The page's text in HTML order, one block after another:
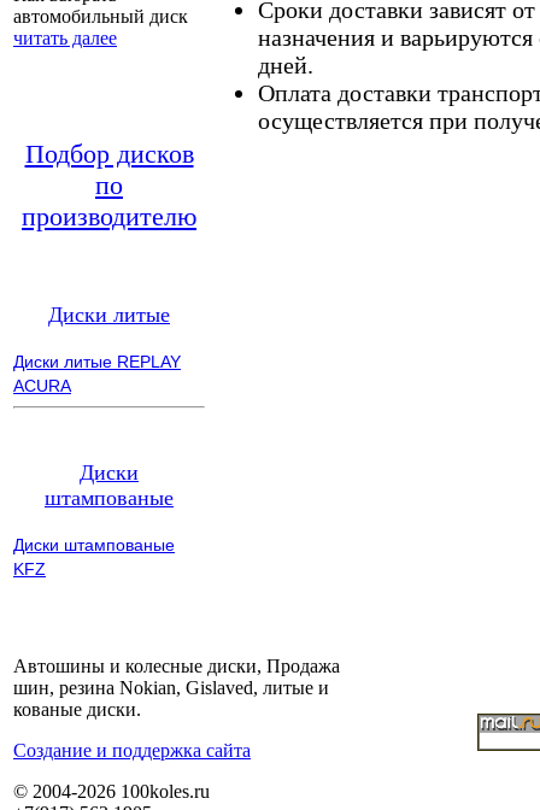
автомобильный диск
читать далее
Подбор дисков
по
производителю
Диски литые
Диски литые REPLAY
ACURA
Диски
штампованые
Диски штампованые
KFZ
Сроки доставки зависят
назначения и
дней.
Оплата доставки
осуществляется при
Автошины и колесные диски, Продажа
шин, резина Nokian, Gislaved, литые и
кованые диски.
Cоздание и поддержка сайта
© 2004-2026 100koles.ru